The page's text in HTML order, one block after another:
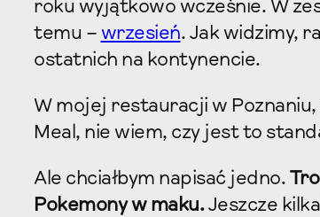
roku wyjątkowo wcześnie. W
temu – wrzesień. Jak widzimy,
ostatnich na kontynencie.
W mojej restauracji w
Meal, nie wiem, czy jest to
Ale chciałbym napisać jedno.
Pokemony w maku.Jeszcze